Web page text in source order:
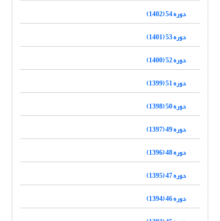
دوره 54 (1402)
دوره 53 (1401)
دوره 52 (1400)
دوره 51 (1399)
دوره 50 (1398)
دوره 49 (1397)
دوره 48 (1396)
دوره 47 (1395)
دوره 46 (1394)